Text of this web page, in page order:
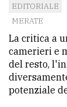
EDITORIALE
MERATE
La critica a
camerieri e
del resto,
potenziale